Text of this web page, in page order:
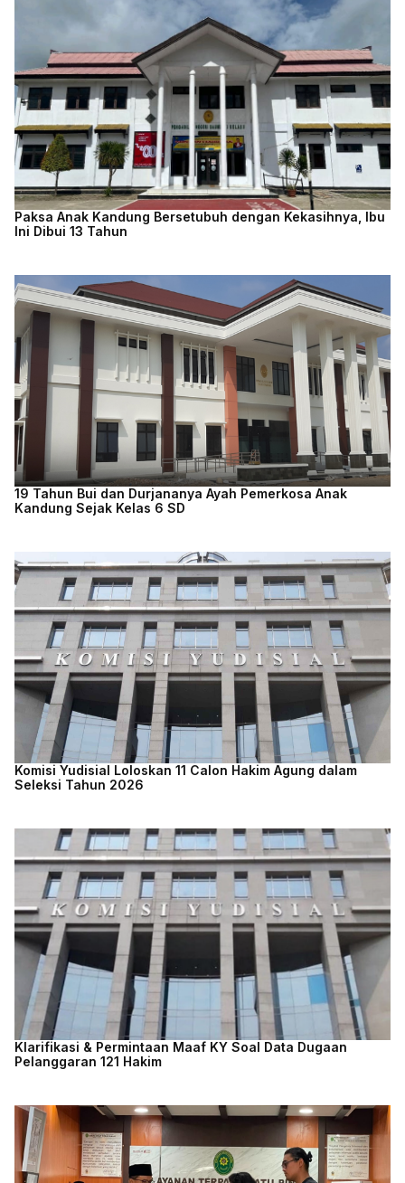
Paksa Anak Kandung Bersetubuh dengan Kekasihnya, Ibu
Ini Dibui 13 Tahun
19 Tahun Bui dan Durjananya Ayah Pemerkosa Anak
Kandung Sejak Kelas 6 SD
Komisi Yudisial Loloskan 11 Calon Hakim Agung dalam
Seleksi Tahun 2026
Klarifikasi & Permintaan Maaf KY Soal Data Dugaan
Pelanggaran 121 Hakim